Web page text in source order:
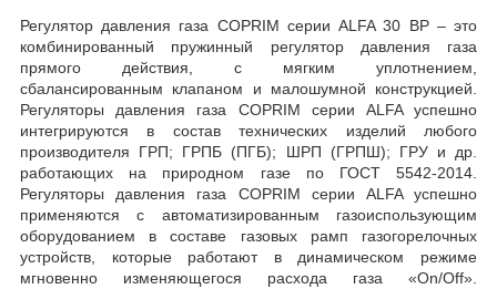
Регулятор давления газа COPRIM серии ALFA 30 BP – это
комбинированный пружинный регулятор давления газа
прямого действия, с мягким уплотнением,
сбалансированным клапаном и малошумной конструкцией.
Регуляторы давления газа COPRIM серии ALFA успешно
интегрируются в состав технических изделий любого
производителя ГРП; ГРПБ (ПГБ); ШРП (ГРПШ); ГРУ и др.
работающих на природном газе по ГОСТ 5542-2014.
Регуляторы давления газа COPRIM серии ALFA успешно
применяются с автоматизированным газоиспользующим
оборудованием в составе газовых рамп газогорелочных
устройств, которые работают в динамическом режиме
мгновенно изменяющегося расхода газа «On/Off».